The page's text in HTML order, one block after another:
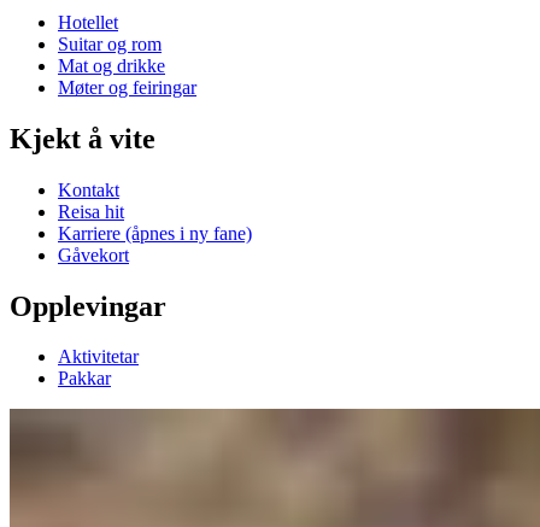
Hotellet
Suitar og rom
Mat og drikke
Møter og feiringar
Kjekt å vite
Kontakt
Reisa hit
Karriere (åpnes i ny fane)
Gåvekort
Opplevingar
Aktivitetar
Pakkar